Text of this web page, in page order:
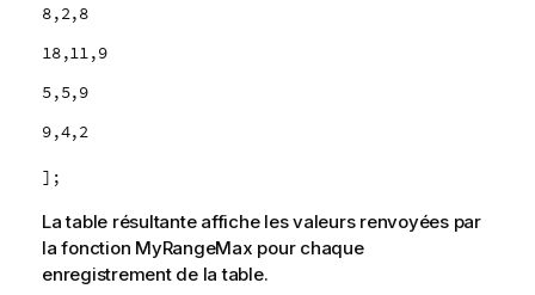
8,2,8
18,11,9
5,5,9
9,4,2
];
La table résultante affiche les valeurs renvoyées par
la fonction MyRangeMax pour chaque
enregistrement de la table.